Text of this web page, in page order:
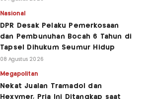
Nasional
DPR Desak Pelaku Pemerkosaan
dan Pembunuhan Bocah 6 Tahun di
Tapsel Dihukum Seumur Hidup
08 Agustus 2026
Megapolitan
Nekat Jualan Tramadol dan
Hexymer, Pria Ini Ditangkap saat